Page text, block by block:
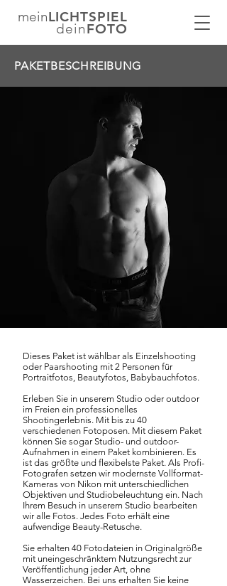
meinLICHTSPIEL
deinFOTO
PAKETBESCHREIBUNG
Dieses Paket ist wählbar als Einzelshooting
oder Paarshooting mit 2 Personen für
Portraitfotos, Beautyfotos, Babybauchfotos.
Erleben Sie in unserem Studio oder outdoor
im Freien ein professionelles
Shootingerlebnis. Mit bis zu 40
verschiedenen Fotoposen. Mit diesem Paket
können Sie sogar Studio- und outdoor-
Aufnahmen in einem Paket kombinieren. Es
ist das größte und flexibelste Paket. Als Profi-
Fotografen setzen wir modernste Vollformat-
Kameras von Nikon mit unterschiedlichen
Objektiven und Studiobeleuchtung ein. Nach
Ihrem Besuch in unserem Studio bearbeiten
wir alle Fotos. Jedes Foto erhält eine
aufwendige Beauty-Retusche.
Sie erhalten 40 Fotodateien in Originalgröße
mit uneingeschränktem Nutzungsrecht zur
Veröffentlichung jeder Art, ohne
Wasserzeichen. Bei uns erhalten Sie keine